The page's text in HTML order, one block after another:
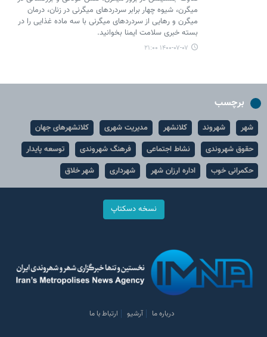
میگرن، شیوه چهار برابر سردردهای میگرنی در زنان، درمان
میگرن و رهایی از سردردهای میگرنی با سه ماده غذایی را در
بسته خبری سلامت ایمنا بخوانید.
۱۴۰۰-۰۷-۰۷ ۲۱:۰۰
برچسب
شهر شهروند کلانشهر مدیریت شهری
کلانشهرهای جهان
حقوق شهروندی
نشاط اجتماعی فرهنگ شهروندی
توسعه پایدار
حکمرانی خوب
اداره ارزان شهر شهرداری شهر خلاق
نسخه دسکتاپ
درباره ما آرشیو ارتباط با ما